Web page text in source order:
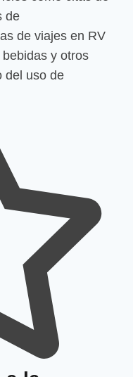
de
de viajes en RV
y otros
del uso de